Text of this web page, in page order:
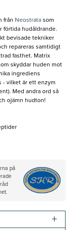
från Neostrata som
förtida hudåldrande.
bevisade tekniker
repareras samtidigt
fasthet. Matrix
skyddar huden mot
ingrediens
- vilket är ett enzym
Med andra ord så
ojämn hudton!
på
+